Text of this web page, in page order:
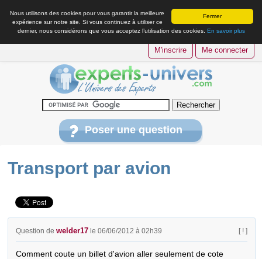
Fermer
Nous utilisons des cookies pour vous garantir la meilleure
expérience sur notre site. Si vous continuez à utiliser ce
dernier, nous considérons que vous acceptez l’utilisation des cookies. En savoir plus
M'inscrire Me connecter
Poser une question
Transport par avion
Question dewelder17 le 06/06/2012 à 02h39 [ ! ]
Comment coute un billet d'avion aller seulement de cote